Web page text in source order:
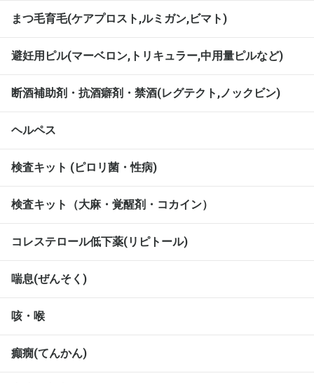
まつ毛育毛(ケアプロスト,ルミガン,ビマト)
避妊用ピル(マーベロン,トリキュラー,中用量ピルなど)
断酒補助剤・抗酒癖剤・禁酒(レグテクト,ノックビン)
ヘルペス
検査キット (ピロリ菌・性病)
検査キット（大麻・覚醒剤・コカイン）
コレステロール低下薬(リピトール)
喘息(ぜんそく)
咳・喉
癲癇(てんかん)